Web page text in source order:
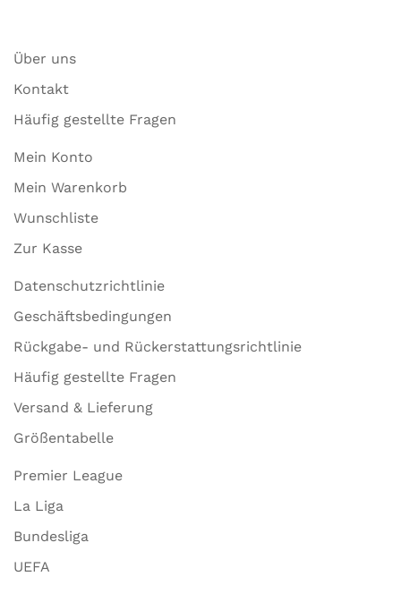
Über uns
Kontakt
Häufig gestellte Fragen
Mein Konto
Mein Warenkorb
Wunschliste
Zur Kasse
Datenschutzrichtlinie
Geschäftsbedingungen
Rückgabe- und Rückerstattungsrichtlinie
Häufig gestellte Fragen
Versand & Lieferung
Größentabelle
Premier League
La Liga
Bundesliga
UEFA